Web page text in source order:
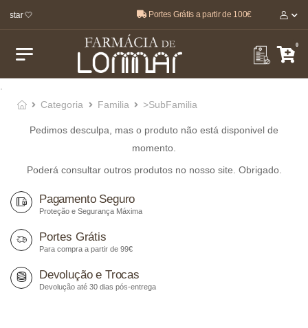
🤍 Portes Grátis a partir de 100€
0
Categoria
Familia >SubFamilia
Pedimos desculpa, mas o produto não está disponivel de
momento.
Poderá consultar outros produtos no nosso site. Obrigado.
Pagamento Seguro
Proteção e Segurança Máxima
Portes Grátis
Para compra a partir de 99€
Devolução e Trocas
Devolução até 30 dias pós-entrega